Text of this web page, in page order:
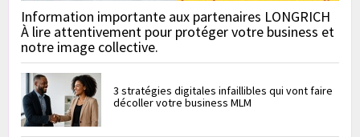
Information importante aux partenaires LONGRICH
À lire attentivement pour protéger votre business et
notre image collective.
3 stratégies digitales infaillibles qui vont faire
décoller votre business MLM